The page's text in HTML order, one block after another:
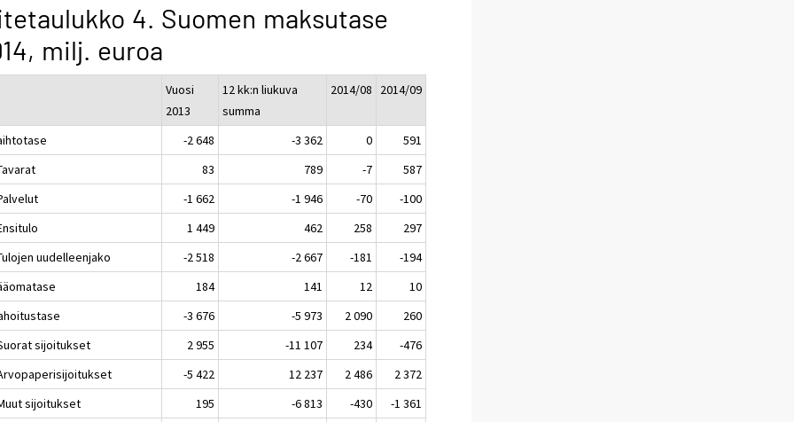
4. Suomen maksutase
milj. euroa
Vuosi
2013
12 kk:n liukuva
summa
2014/08 2014/09
-2 648 -3 362 0
591
83 789 -7
587
-1 662 -1 946 -70
-100
1 449 462 258
297
uudelleenjako
-2 518 -2 667 -181
-194
184 141 12
10
-3 676 -5 973 2 090
260
sijoitukset
2 955 -11 107 234
-476
-5 422 12 237 2 486
2 372
sijoitukset
195 -6 813 -430
-1 361